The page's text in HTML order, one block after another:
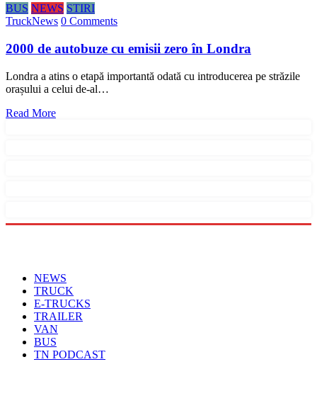
BUS NEWS STIRI
TruckNews 0 Comments
2000 de autobuze cu emisii zero în Londra
Londra a atins o etapă importantă odată cu introducerea pe străzile
orașului a celui de-al…
Read More
NEWS
TRUCK
E-TRUCKS
TRAILER
VAN
BUS
TN PODCAST